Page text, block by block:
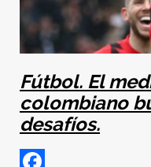
Fútbol. El
colombiano
desafíos.